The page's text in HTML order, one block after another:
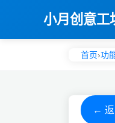
小月创意工
首页›功
← 返